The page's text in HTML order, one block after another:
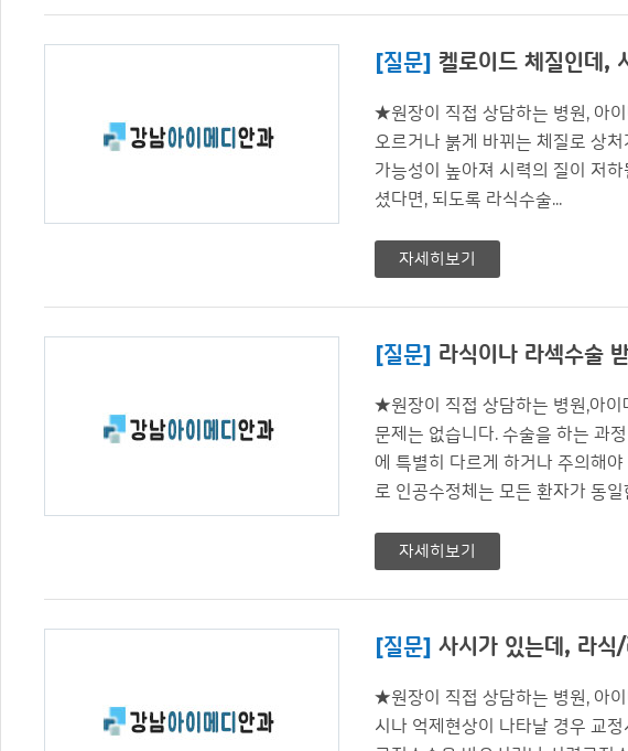
[질문] 켈로이드 체질인데,
★원장이 직접 상담하는 병원, 아
오르거나 붉게 바뀌는 체질로 상
가능성이 높아져 시력의 질이 저
셨다면, 되도록 라식수술...
자세히보기
[질문] 라식이나 라섹수술
★원장이 직접 상담하는 병원,아이
문제는 없습니다. 수술을 하는 과
에 특별히 다르게 하거나 주의해
로 인공수정체는 모든 환자가 동일
자세히보기
[질문] 사시가 있는데, 라식
★원장이 직접 상담하는 병원, 아
시나 억제현상이 나타날 경우 교